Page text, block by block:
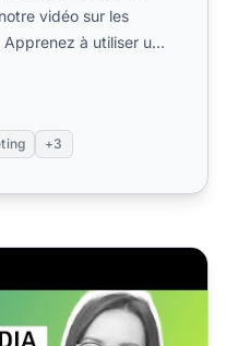
vidéo sur les
à utiliser un
+3